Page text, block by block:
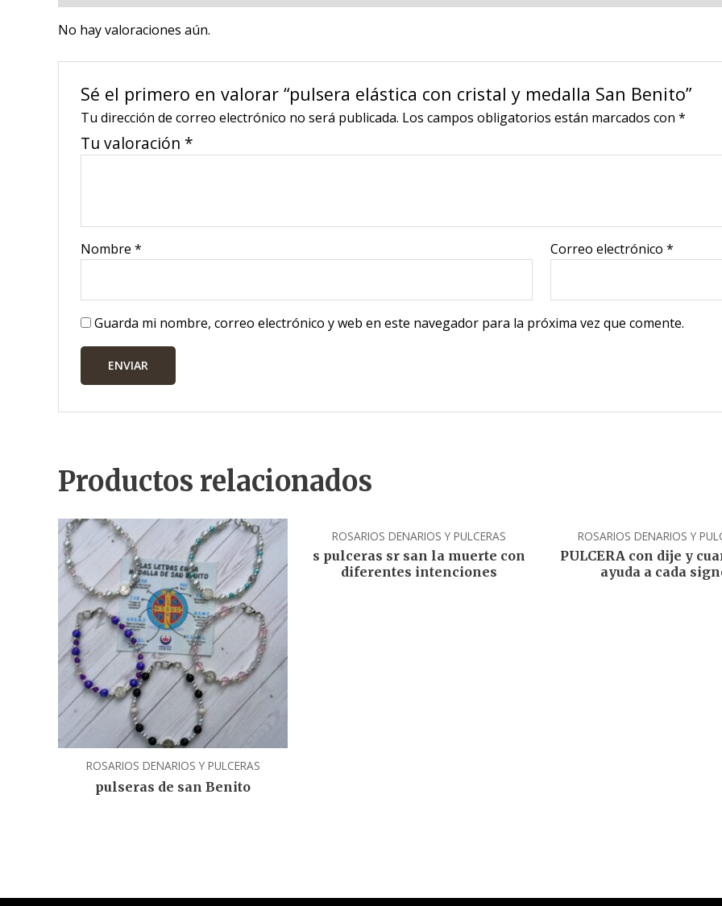
No hay valoraciones aún.
Sé el primero en valorar “pulsera elástica con cristal y medalla San Benito”
Tu dirección de correo electrónico no será publicada. Los campos obligatorios están marcados con *
Tu valoración *
Nombre * Correo electrónico*
Guarda mi nombre, correo electrónico y web en este navegador para la próxima vez que comente.
Productos relacionados
ROSARIOS DENARIOS Y PULCERAS
pulseras de san Benito
ROSARIOS DENARIOS Y PULCERAS
s pulceras sr san la muerte con
diferentes intenciones
ROSARIOS DENARIOS Y
PULCERA con dije y
ayuda a cada